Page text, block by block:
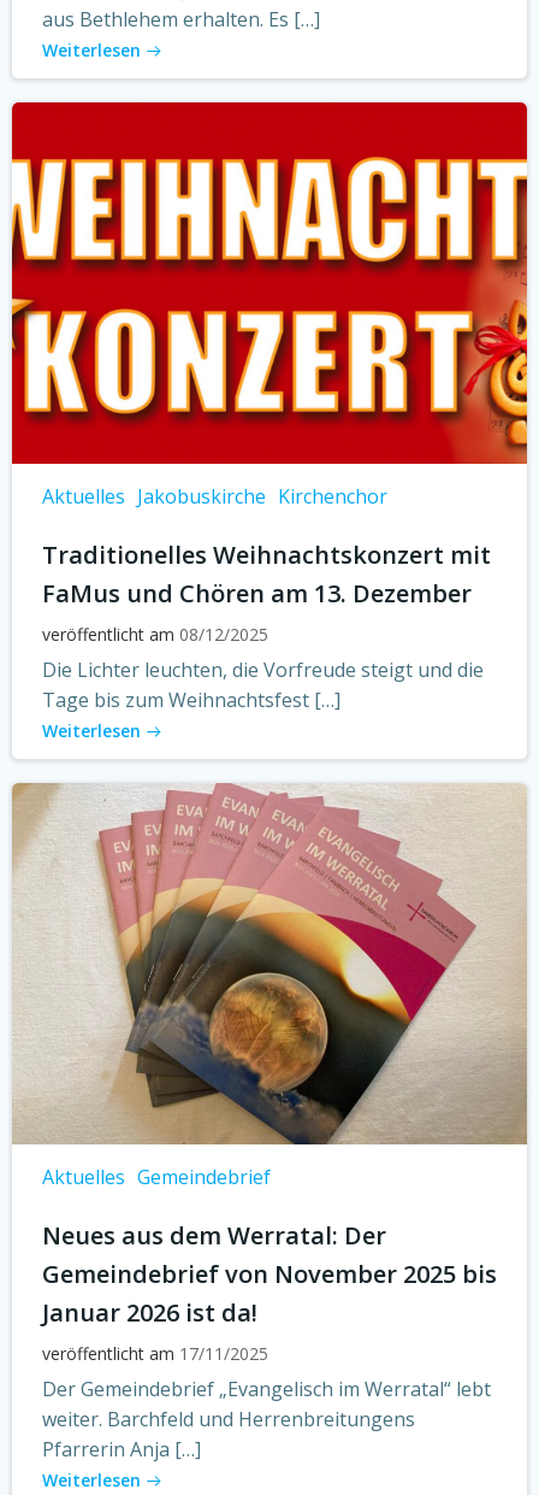
aus Bethlehem erhalten. Es […]
Weiterlesen
Aktuelles Jakobuskirche Kirchenchor
Traditionelles Weihnachtskonzert mit
FaMus und Chören am 13. Dezember
veröffentlicht am 08/12/2025
Die Lichter leuchten, die Vorfreude steigt und die
Tage bis zum Weihnachtsfest […]
Weiterlesen
Aktuelles Gemeindebrief
Neues aus dem Werratal: Der
Gemeindebrief von November 2025 bis
Januar 2026 ist da!
veröffentlicht am 17/11/2025
Der Gemeindebrief „Evangelisch im Werratal“ lebt
weiter. Barchfeld und Herrenbreitungens
Pfarrerin Anja […]
Weiterlesen